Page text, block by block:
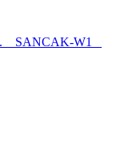
_ SANCAK-W1 _